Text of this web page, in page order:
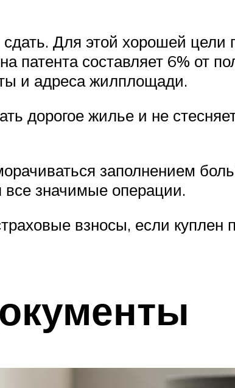
Для этой хорошей цели
патента составляет 6% от
и адреса жилплощади.
дорогое жилье и не
заполнением
все значимые операции.
взносы, если куплен